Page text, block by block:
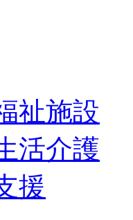
祉施設
活介護
援